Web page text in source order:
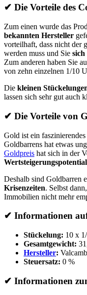
✔ Die Vorteile des
Zum einen wurde das
bekannten Hersteller
vorteilhaft, dass nicht der
werden muss und Sie
Zum anderen haben Sie
von zehn einzelnen 1/10
Die kleinen
lassen sich sehr gut auch
✔ Die Vorteile von
Gold ist ein
Goldbarrens hat etwas
Goldpreis hat sich in der
Wertsteigerungspotential
Deshalb sind Goldbarren
Krisenzeiten. Selbst
Immobilien nicht mehr
✔ Informationen
Stückelung: 10 x
Gesamtgewicht:
Hersteller:
Steuersatz: 0 %
✔ Informationen